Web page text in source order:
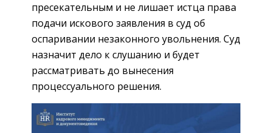
пресекательным и не лишает истца права
подачи искового заявления в суд об
оспаривании незаконного увольнения. Суд
назначит дело к слушанию и будет
рассматривать до вынесения
процессуального решения.